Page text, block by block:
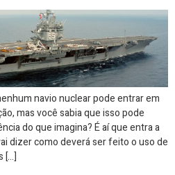
navio nuclear pode entrar em
mas você sabia que isso pode
do que imagina? É aí que entra a
dizer como deverá ser feito o uso de
[…]